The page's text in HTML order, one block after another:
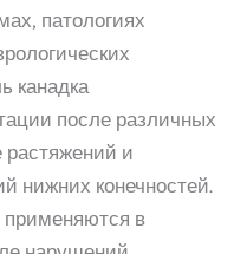
патологиях
канадка
после различных
растяжений и
нижних конечностей.
применяются в